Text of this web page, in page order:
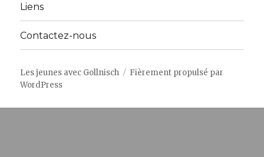
Liens
Contactez-nous
Les jeunes avec Gollnisch
Fièrement propulsé par
WordPress